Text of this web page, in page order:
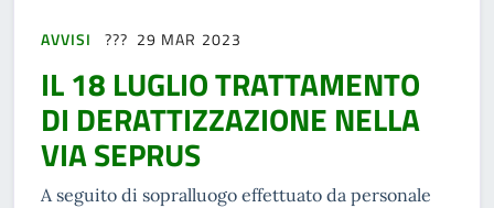
AVVISI 29 MAR 2023
IL 18 LUGLIO TRATTAMENTO
DI DERATTIZZAZIONE NELLA
VIA SEPRUS
A seguito di sopralluogo effettuato da personale